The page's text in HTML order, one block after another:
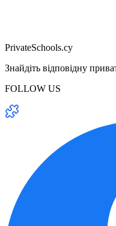
PrivateSchools.cy
Знайдіть відповідну
FOLLOW US